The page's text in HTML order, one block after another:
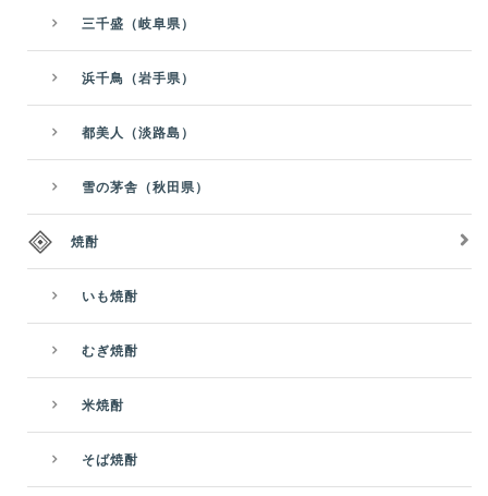
三千盛（岐阜県）
浜千鳥（岩手県）
都美人（淡路島）
雪の茅舎（秋田県）
焼酎
いも焼酎
むぎ焼酎
米焼酎
そば焼酎